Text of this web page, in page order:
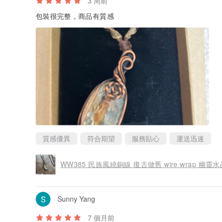
包裝很完整，商品有質感
質感優異 符合期望 服務貼心 運送迅速
WW385 民族風繞銅線 復古做舊 wire wrap 幽靈水
Sunny Yang
7 個月前